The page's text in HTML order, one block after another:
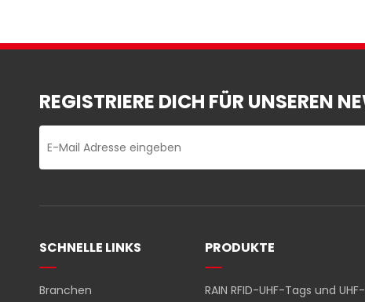
REGISTRIERE DICH FÜR UNSEREN
SCHNELLE LINKS
Branchen
PRODUKTE
RAIN RFID-UHF-Tags und